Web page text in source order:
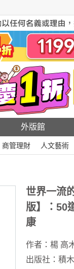
外版館
商管理財 人文藝術
世界一流
版】：50
康
作者： 楊 高
出版社： 積